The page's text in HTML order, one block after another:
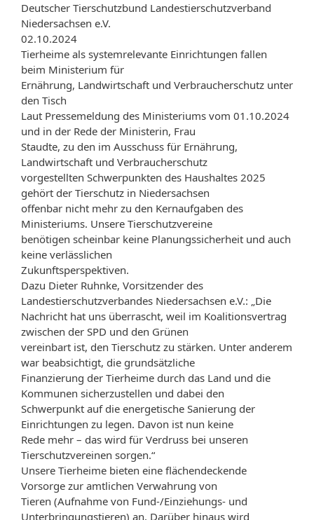
Deutscher Tierschutzbund Landestierschutzverband
Niedersachsen e.V.
02.10.2024
Tierheime als systemrelevante Einrichtungen fallen
beim Ministerium für
Ernährung, Landwirtschaft und Verbraucherschutz unter
den Tisch
Laut Pressemeldung des Ministeriums vom 01.10.2024
und in der Rede der Ministerin, Frau
Staudte, zu den im Ausschuss für Ernährung,
Landwirtschaft und Verbraucherschutz
vorgestellten Schwerpunkten des Haushaltes 2025
gehört der Tierschutz in Niedersachsen
offenbar nicht mehr zu den Kernaufgaben des
Ministeriums. Unsere Tierschutzvereine
benötigen scheinbar keine Planungssicherheit und auch
keine verlässlichen
Zukunftsperspektiven.
Dazu Dieter Ruhnke, Vorsitzender des
Landestierschutzverbandes Niedersachsen e.V.: „Die
Nachricht hat uns überrascht, weil im Koalitionsvertrag
zwischen der SPD und den Grünen
vereinbart ist, den Tierschutz zu stärken. Unter anderem
war beabsichtigt, die grundsätzliche
Finanzierung der Tierheime durch das Land und die
Kommunen sicherzustellen und dabei den
Schwerpunkt auf die energetische Sanierung der
Einrichtungen zu legen. Davon ist nun keine
Rede mehr – das wird für Verdruss bei unseren
Tierschutzvereinen sorgen.“
Unsere Tierheime bieten eine flächendeckende
Vorsorge zur amtlichen Verwahrung von
Tieren (Aufnahme von Fund-/Einziehungs- und
Unterbringungstieren) an. Darüber hinaus wird